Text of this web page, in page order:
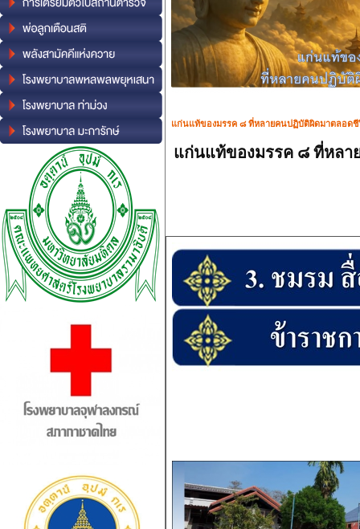
แก่นแท้ของมรรค ๘ ที่หลายคนปฏิบัติผิดมาตลอดชี
แก่นแท้ของมรรค ๘ ที่หล